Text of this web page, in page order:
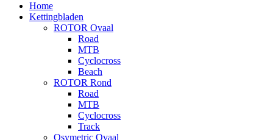
Home
Kettingbladen
ROTOR Ovaal
Road
MTB
Cyclocross
Beach
ROTOR Rond
Road
MTB
Cyclocross
Track
Osymetric Ovaal